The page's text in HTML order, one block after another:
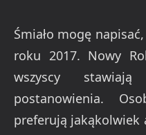
Śmiało mogę
roku 2017. Nowy
wszyscy
postanowienia.
preferują jakąkolwiek